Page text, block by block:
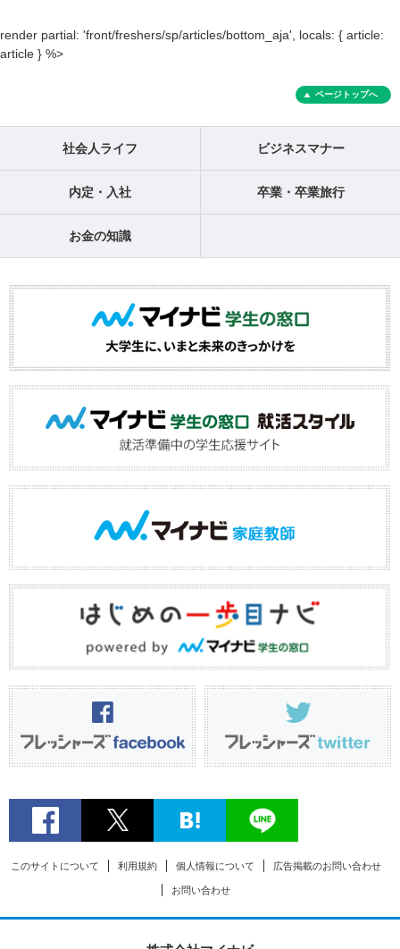
render partial: 'front/freshers/sp/articles/bottom_aja', locals: { article:
article } %>
ページトップへ
社会人ライフ ビジネスマナー
内定・入社 卒業・卒業旅行
お金の知識
このサイトについて 利用規約 個人情報について 広告掲載のお問い合わせ
お問い合わせ